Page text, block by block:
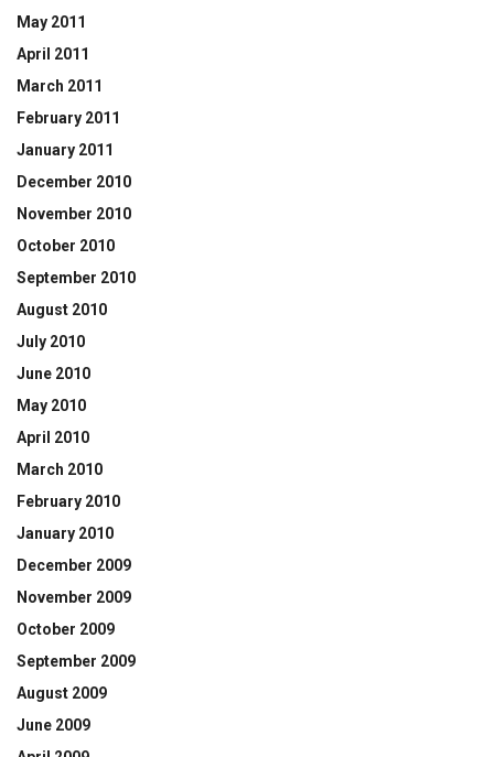
May 2011
April 2011
March 2011
February 2011
January 2011
December 2010
November 2010
October 2010
September 2010
August 2010
July 2010
June 2010
May 2010
April 2010
March 2010
February 2010
January 2010
December 2009
November 2009
October 2009
September 2009
August 2009
June 2009